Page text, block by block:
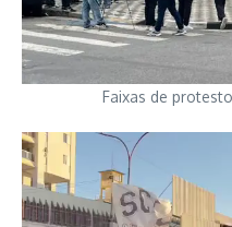
Faixas de